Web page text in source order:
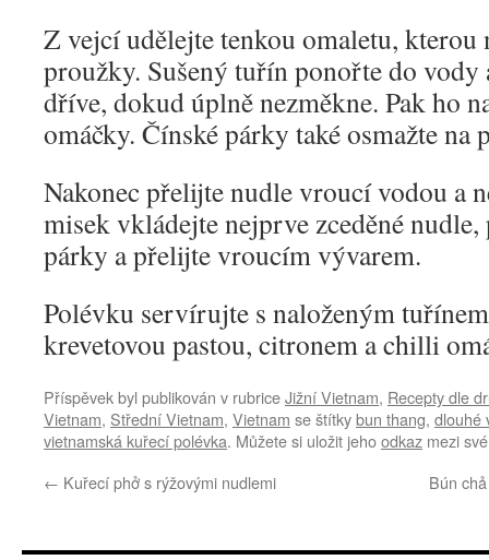
Z vejcí udělejte tenkou omaletu, kterou
proužky. Sušený tuřín ponořte do vody
dříve, dokud úplně nezměkne. Pak ho
omáčky. Čínské párky také osmažte na
Nakonec přelijte nudle vroucí vodou a
misek vkládejte nejprve zceděné nudle,
párky a přelijte vroucím vývarem.
Polévku servírujte s naloženým
krevetovou pastou, citronem a chilli
Příspěvek byl publikován v rubriceJižní Vietnam, Recepty dle
Vietnam, Střední Vietnam, Vietnam se štítkybun thang, dlouhé
vietnamská kuřecí polévka. Můžete si uložit jehoodkaz mezi
← Kuřecí phở s rýžovými nudlemi Bún